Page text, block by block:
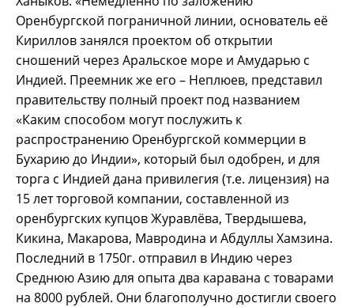
Оренбургской пограничной линии, основатель её
Кириллов занялся проектом об открытии
сношений через Аральское море и Амударью с
Индией. Преемник же его – Неплюев, представил
правительству полный проект под названием
«Каким способом могут послужить к
распространению Оренбургской коммерции в
Бухарию до Индии», который был одобрен, и для
торга с Индией дана привилегия (т.е. лицензия) на
15 лет торговой компании, составленной из
оренбургских купцов Журавлёва, Твердышева,
Кикина, Макарова, Мавродина и Абдуллы Хамзина.
Последний в 1750г. отправил в Индию через
Среднюю Азию для опыта два каравана с товарами
на 8000 рублей. Они благополучно достигли своего